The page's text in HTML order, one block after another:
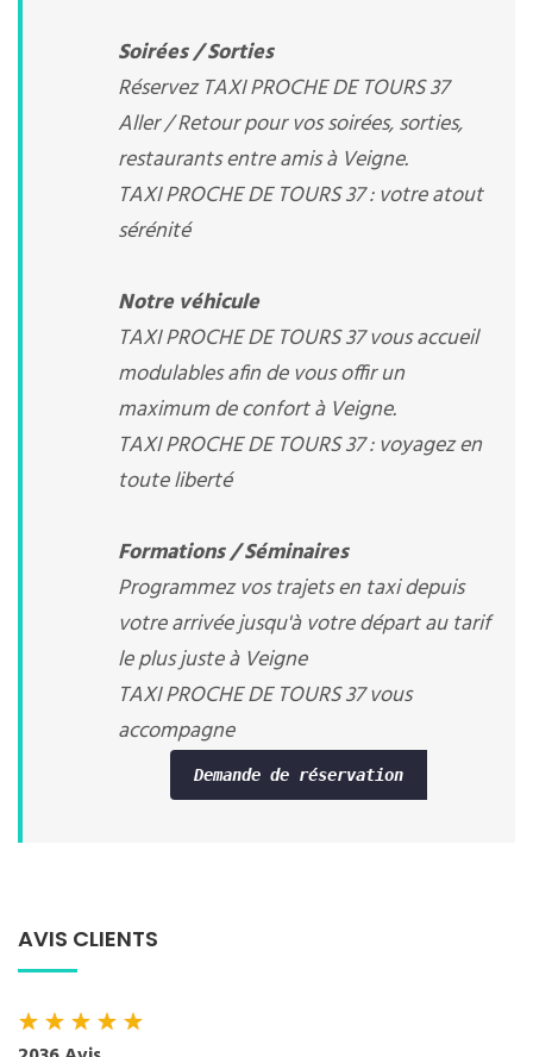
Soirées / Sorties
Réservez TAXI PROCHE DE TOURS 37
Aller / Retour pour vos soirées, sorties,
restaurants entre amis à Veigne.
TAXI PROCHE DE TOURS 37 : votre atout
sérénité
Notre véhicule
TAXI PROCHE DE TOURS 37 vous accueil
modulables afin de vous offir un
maximum de confort à Veigne.
TAXI PROCHE DE TOURS 37 : voyagez en
toute liberté
Formations / Séminaires
Programmez vos trajets en taxi depuis
votre arrivée jusqu'à votre départ au tarif
le plus juste à Veigne
TAXI PROCHE DE TOURS 37 vous
accompagne
Demande de réservation
AVIS CLIENTS
★★★★★